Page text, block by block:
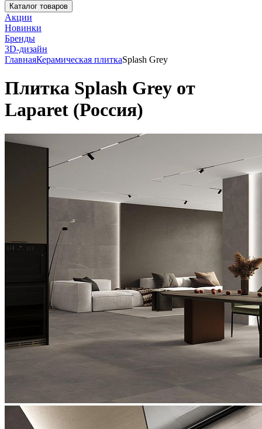
Каталог товаров
Акции
Новинки
Бренды
3D-дизайн
ГлавнаяКерамическая плиткаSplash Grey
Плитка Splash Grey от
Laparet (Россия)